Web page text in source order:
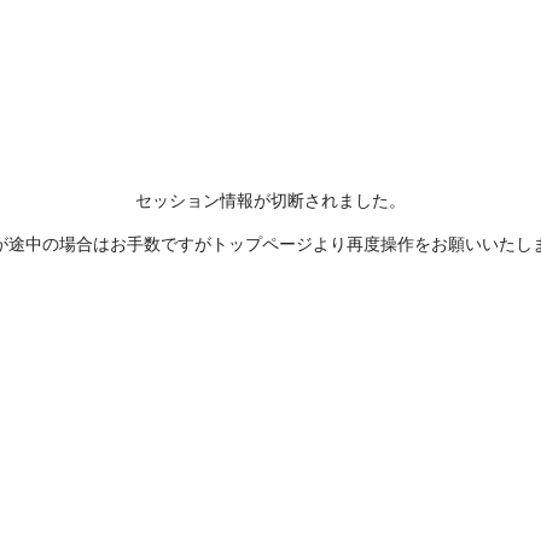
セッション情報が切断されました。
途中の場合はお手数ですがトップページより再度操作をお願いいたし